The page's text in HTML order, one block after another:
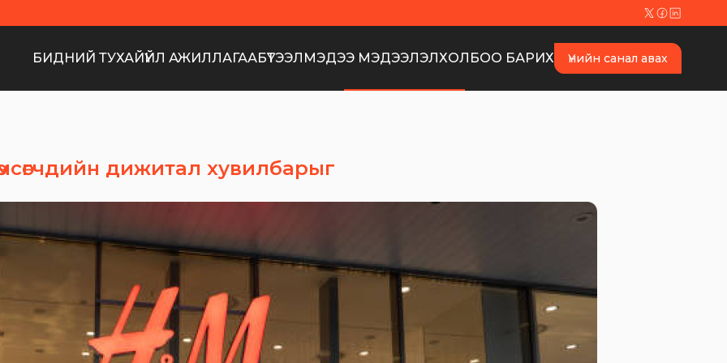
БИДНИЙ ТУХАЙҮЙЛ АЖИЛЛАГААБҮТЭЭЛ МЭДЭЭ МЭДЭЭЛЭЛХОЛБОО БАРИХ Үнийн санал авах
дижитал хувилбарыг